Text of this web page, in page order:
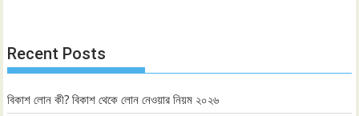
Recent Posts
বিকাশ লোন কী? বিকাশ থেকে লোন নেওয়ার নিয়ম ২০২৬